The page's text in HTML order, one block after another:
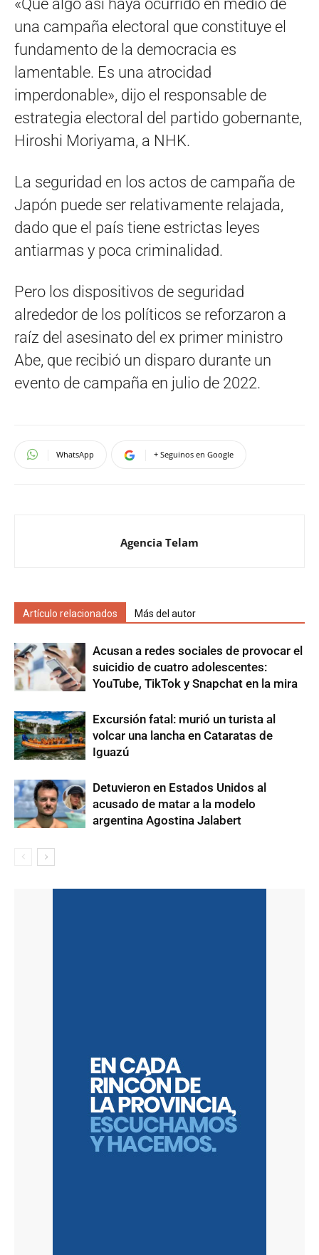
«Que algo así haya ocurrido en medio de
una campaña electoral que constituye el
fundamento de la democracia es
lamentable. Es una atrocidad
imperdonable», dijo el responsable de
estrategia electoral del partido gobernante,
Hiroshi Moriyama, a NHK.
La seguridad en los actos de campaña de
Japón puede ser relativamente relajada,
dado que el país tiene estrictas leyes
antiarmas y poca criminalidad.
Pero los dispositivos de seguridad
alrededor de los políticos se reforzaron a
raíz del asesinato del ex primer ministro
Abe, que recibió un disparo durante un
evento de campaña en julio de 2022.
WhatsApp + Seguinos en Google
Agencia Telam
Artículo relacionados Más del autor
Acusan a redes sociales de provocar el
suicidio de cuatro adolescentes:
YouTube, TikTok y Snapchat en la mira
Excursión fatal: murió un turista al
volcar una lancha en Cataratas de
Iguazú
Detuvieron en Estados Unidos al
acusado de matar a la modelo
argentina Agostina Jalabert